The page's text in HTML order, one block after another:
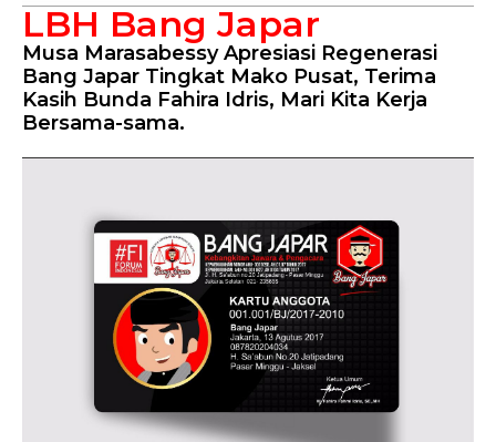
LBH Bang Japar
Musa Marasabessy Apresiasi Regenerasi
Bang Japar Tingkat Mako Pusat, Terima
Kasih Bunda Fahira Idris, Mari Kita Kerja
Bersama-sama.